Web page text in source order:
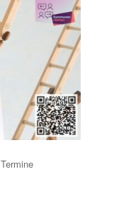
Termine